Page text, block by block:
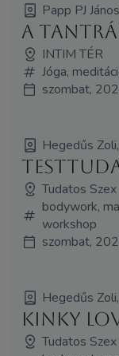
Papp PJ János
A
INTIM TÉR
Jóga,
szombat,
Hegedűs
Tudatos
bodywork,
workshop
szombat,
Hegedűs
Kinky
Tudatos